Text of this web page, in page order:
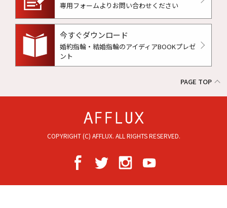
専用フォームよりお問い合わせください
今すぐダウンロード
婚約指輪・結婚指輪のアイディアBOOKプレゼ
ント
PAGE TOP
COPYRIGHT (C) AFFLUX. ALL RIGHTS RESERVED.